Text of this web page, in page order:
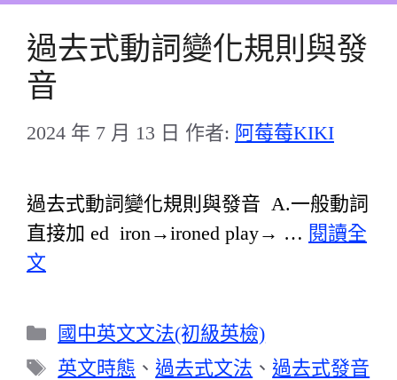
過去式動詞變化規則與發
音
2024 年 7 月 13 日 作者: 阿莓莓KIKI
過去式動詞變化規則與發音 A.一般動詞
直接加 ed iron→ironed play→ … 閱讀全
文
分
類
國中英文文法(初級英檢)
標
英文時態 、 過去式文法 、 過去式發音